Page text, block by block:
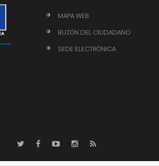
MAPA WEB
BUZÓN DEL CIUDADANO
SEDE ELECTRÓNICA